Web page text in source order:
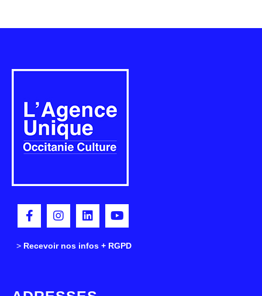
> Recevoir nos infos + RGPD